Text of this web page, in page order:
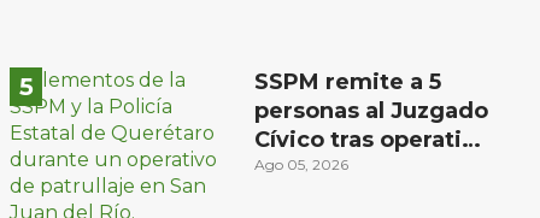
SSPM remite a 5
personas al Juzgado
Cívico tras operativo
en San Juan del Río
Ago 05, 2026